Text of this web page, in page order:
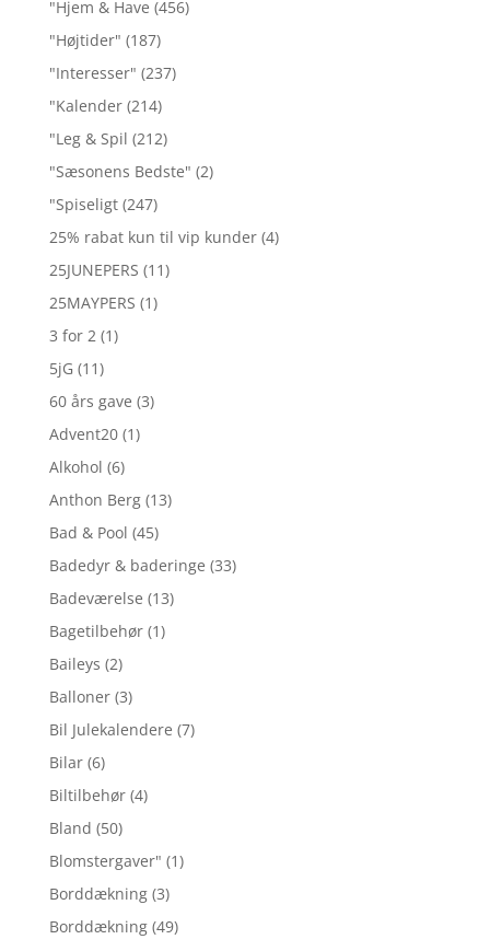
"Hjem & Have (456)
"Højtider" (187)
"Interesser" (237)
"Kalender (214)
"Leg & Spil (212)
"Sæsonens Bedste" (2)
"Spiseligt (247)
25% rabat kun til vip kunder (4)
25JUNEPERS (11)
25MAYPERS (1)
3 for 2 (1)
5jG (11)
60 års gave (3)
Advent20 (1)
Alkohol (6)
Anthon Berg (13)
Bad & Pool (45)
Badedyr & baderinge (33)
Badeværelse (13)
Bagetilbehør (1)
Baileys (2)
Balloner (3)
Bil Julekalendere (7)
Bilar (6)
Biltilbehør (4)
Bland (50)
Blomstergaver" (1)
Borddækning (3)
Borddækning (49)